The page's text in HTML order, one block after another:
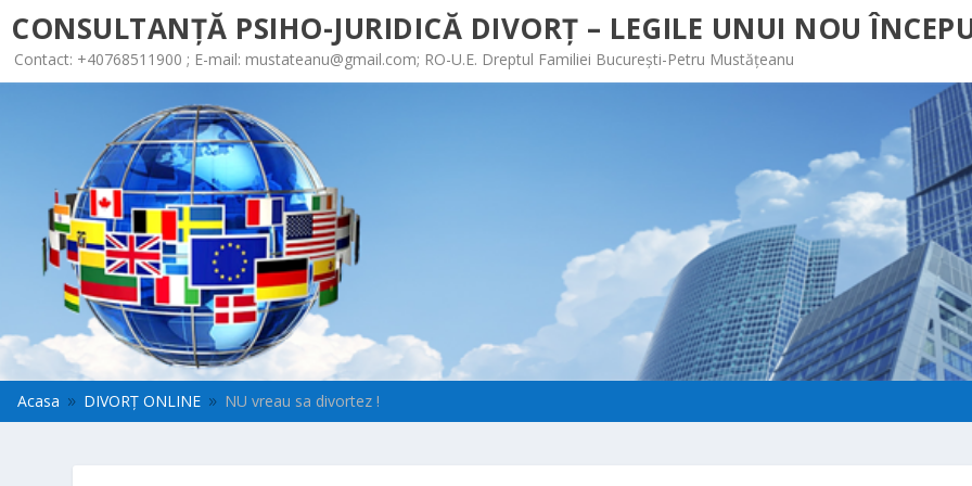
CONSULTANȚĂ PSIHO-JURIDICĂ DIVORȚ – LEGILE UNUI NOU
Contact: +40768511900 ; E-mail: mustateanu@gmail.com; RO-U.E. Dreptul Familiei București-Petru Mustățeanu
Acasa 9 DIVORȚ ONLINE 9 NU vreau sa divortez !